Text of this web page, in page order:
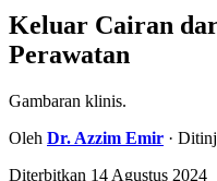
Keluar Cairan
Perawatan
Gambaran klinis.
Oleh Dr. Azzim Emir ·
Diterbitkan 14 Agustus 2024